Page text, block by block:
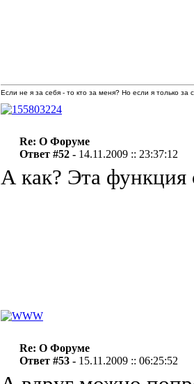
Если не я за себя - то кто за меня? Но если я только
Re: О Форуме
Ответ #52 - 14.11.2009 :: 23:37:12
А как? Эта функция
Re: О Форуме
Ответ #53 - 15.11.2009 :: 06:25:52